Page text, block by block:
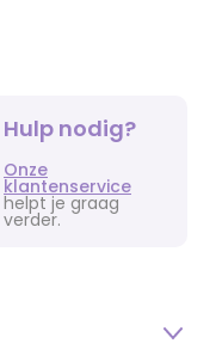
Hulp nodig?
Onze
klantenservice
helpt je graag
verder.